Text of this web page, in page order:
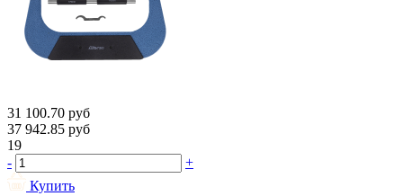
31 100.70 руб
37 942.85 руб
19
-
+
Купить